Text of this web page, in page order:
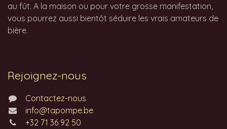
au fût. A la maison ou pour votre grosse manifestation,
vous pourrez aussi bientôt séduire les vrais amateurs de
bière.
Rejoignez-nous
Contactez-nous
info@tapompe.be
+32 71 36 92 50